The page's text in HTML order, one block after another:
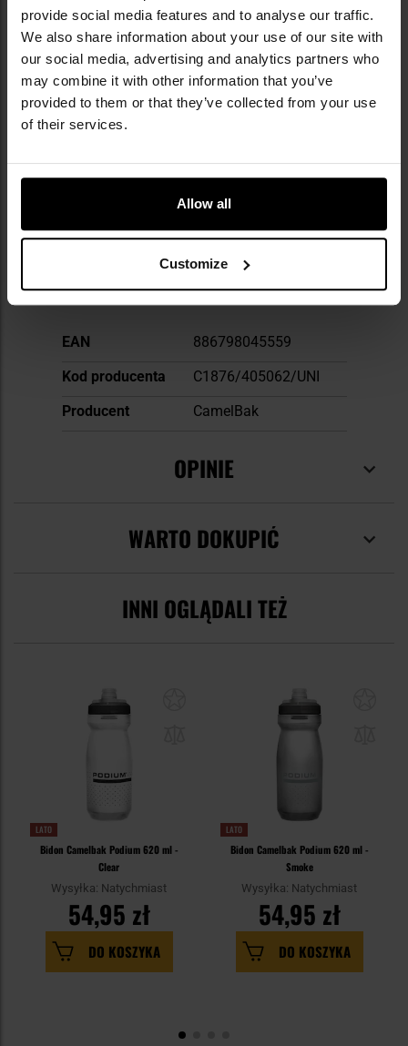
provide social media features and to analyse our traffic.
We also share information about your use of our site with
our social media, advertising and analytics partners who
may combine it with other information that you’ve
provided to them or that they’ve collected from your use
of their services.
Allow all
Customize
skarpety, a dziś produkty tej marki trafiają do
sportowców, żołnierzy, ratowników, a nawet
NASA. Firma jako jedna z pierwszych na świecie
wprowadziła butelki wolne od BPA, dbając
zarówno o zdrowie użytkowników, jak i o
środowisko. W ofercie znajdują się plecaki
hydracyjne, bidony, rękawice i akcesoria
Give Bak, wspierając ochronę przyrody, edukację
DANE TECHNICZNE
Więcej
EAN
886798045559
Kod producenta
C1876/405062/UNI
Producent
CamelBak
OPINIE
WARTO DOKUPIĆ
INNI OGLĄDALI TEŻ
LATO
Bidon Camelbak Podium 620 ml -
Clear
Wysyłka: Natychmiast
54,95 zł
DO KOSZYKA
LATO
Bidon Camelbak Podium 620 ml -
Smoke
Wysyłka: Natychmiast
54,95 zł
DO KOSZYKA